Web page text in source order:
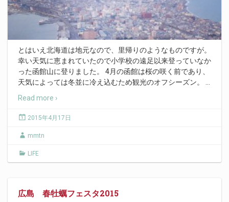
とはいえ北海道は地元なので、里帰りのようなものですが。
幸い天気に恵まれていたので小学校の遠足以来登っていなか
った函館山に登りました。 4月の函館は桜の咲く前であり、
天気によっては冬並に冷え込むため観光のオフシーズン。
Read more ›
2015年4月17日
mmtn
LIFE
広島 春牡蠣フェスタ2015